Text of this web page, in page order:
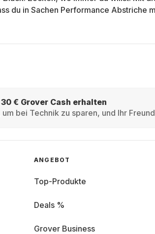
du in Sachen Performance Abstriche
€ Grover Cash erhalten
bei Technik zu sparen, und Ihr
ANGEBOT
Top-Produkte
Deals %
Grover Business